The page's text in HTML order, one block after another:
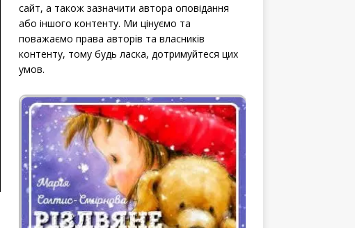
сайт, а також зазначити автора оповідання
або іншого контенту. Ми цінуємо та
поважаємо права авторів та власників
контенту, тому будь ласка, дотримуйтеся цих
умов.